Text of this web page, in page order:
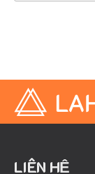
LIÊN HỆ